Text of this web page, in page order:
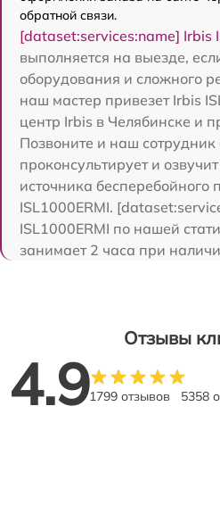
обратной связи.
[dataset:services:name] Irbis
выполняется на выезде,
оборудования и сложного
наш мастер привезет Irbis
центр Irbis в Челябинске и
Позвоните и наш сотрудник
проконсультирует и
источника бесперебойного
ISL1000ERMI.
ISL1000ERMI по нашей
занимает 2 часа при
Отзывы
4.91799 отзывов 5358